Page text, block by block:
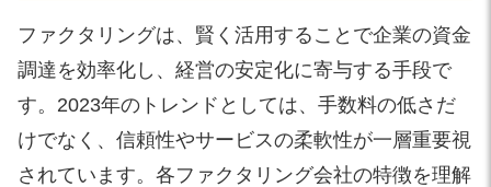
ファクタリングは、賢く活用することで企業の資金
調達を効率化し、経営の安定化に寄与する手段で
す。2023年のトレンドとしては、手数料の低さだ
けでなく、信頼性やサービスの柔軟性が一層重要視
されています。各ファクタリング会社の特徴を理解